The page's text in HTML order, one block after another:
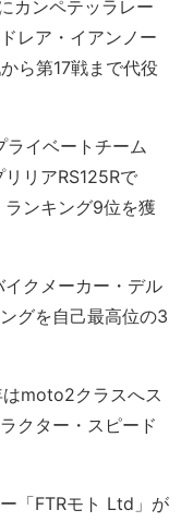
カンペテッラレー
レア・イアンノー
ら第17戦まで代役
イベートチーム
リアRS125Rで
ンキング9位を獲
クメーカー・デル
グを自己最高位の3
moto2クラスへス
クター・スピード
「FTRモト Ltd」が